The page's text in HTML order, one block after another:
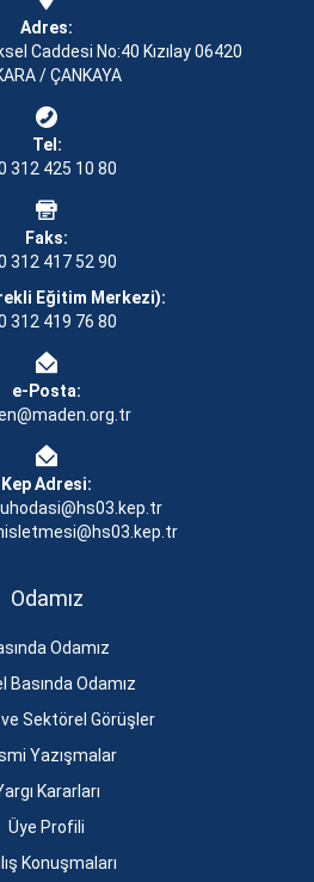
Adres:
Caddesi No:40 Kızılay 06420
/ ÇANKAYA
Tel:
312 425 10 80
Faks:
312 417 52 90
Eğitim Merkezi):
312 419 76 80
e-Posta:
Kep Adresi:
Odamız
Odamız
Basında Odamız
Sektörel Görüşler
Yazışmalar
Kararları
Üye Profili
Konuşmaları